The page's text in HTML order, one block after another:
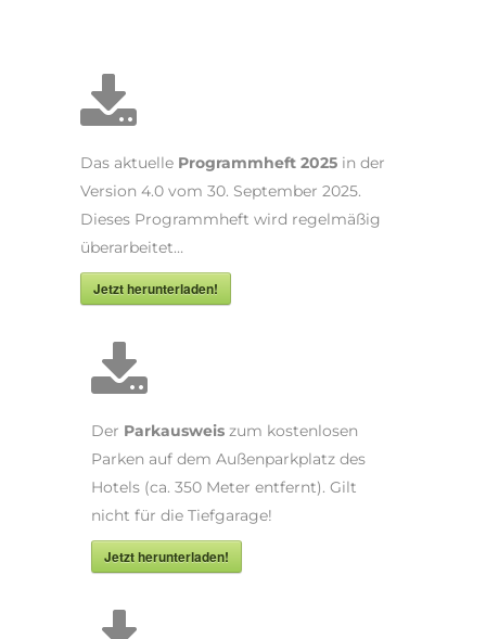
Das aktuelle Programmheft 2025 in der
Version 4.0 vom 30. September 2025.
Dieses Programmheft wird regelmäßig
überarbeitet…
Jetzt herunterladen!
Der Parkausweis zum kostenlosen
Parken auf dem Außenparkplatz des
Hotels (ca. 350 Meter entfernt). Gilt
nicht für die Tiefgarage!
Jetzt herunterladen!